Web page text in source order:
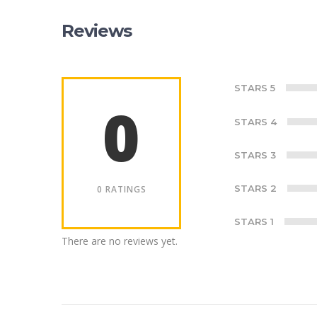
Reviews
0
0 RATINGS
STARS 5
STARS 4
STARS 3
STARS 2
STARS 1
There are no reviews yet.